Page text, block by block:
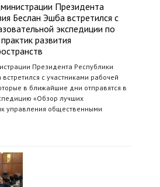
Президента
Беслан Эшба встретился с
экспедиции по
развития
Президента Республики
с участниками рабочей
в ближайшие дни отправятся в
«Обзор лучших
управления общественными